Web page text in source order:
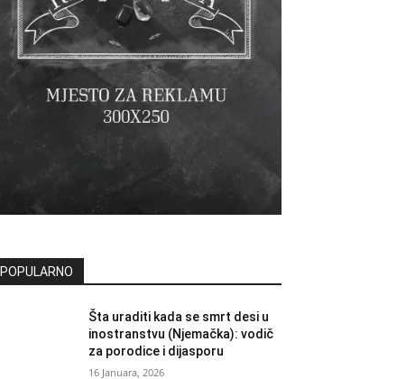
POPULARNO
Šta uraditi kada se smrt desi u
inostranstvu (Njemačka): vodič
za porodice i dijasporu
16 Januara, 2026